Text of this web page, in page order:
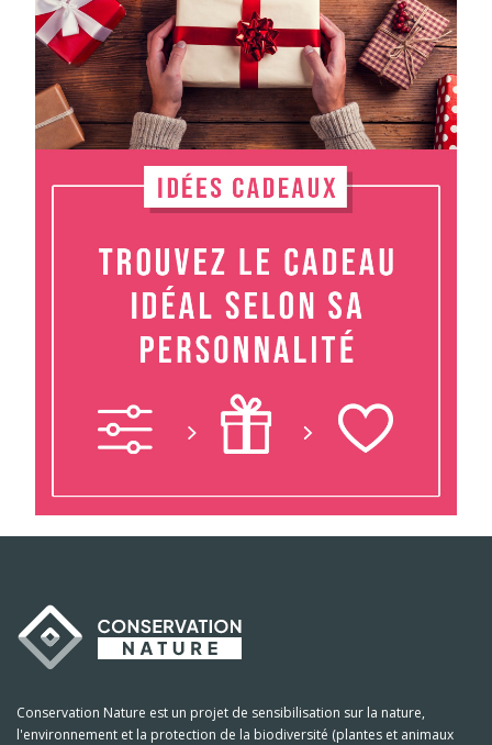
Conservation Nature est un projet de sensibilisation sur la nature,
l'environnement et la protection de la biodiversité (plantes et animaux